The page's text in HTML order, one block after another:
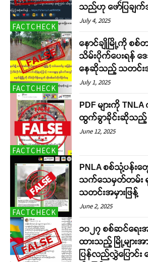
FACTCHECK
သည်ဟု ဖော်ပြချက်
July 4, 2025
FACTCHECK
နောင်ချိုမြို့ကို စစ်
သိမ်းပိုက်ပေးရန် ဒ
နေဆိုသည့် သတင်းအ
July 1, 2025
FACTCHECK
PDF များကို
ထွက်ခွာခိုင်းဆိုသည့်
June 12, 2025
FACTCHECK
PNLA စစ်သုံ့ပန်
သက်သေမှတ်တမ်း
သတင်းအမှားဖြန့်
June 2, 2025
၁၀၂၇ စစ်ဆင်ရေ
ထားသည့် မြို့များ
ပြန်လည်လွှဲပြောင်